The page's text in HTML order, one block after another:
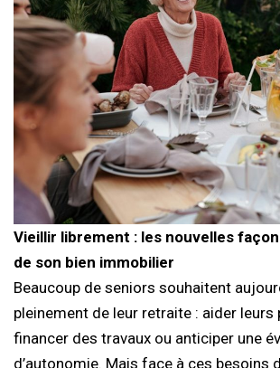
Vieillir librement : les nouvelles
de son bien immobilier
Beaucoup de seniors souhaitent
pleinement de leur retraite : aider leurs
financer des travaux ou anticiper une
d’autonomie. Mais face à ces besoins